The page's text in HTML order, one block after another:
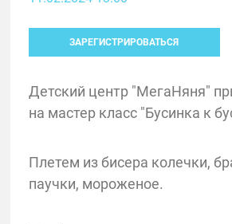
ЗАРЕГИСТРИРОВАТЬСЯ
Детский центр "МегаНяня"
на мастер класс "Бусинка к
Плетем из бисера колечки,
паучки, мороженое.